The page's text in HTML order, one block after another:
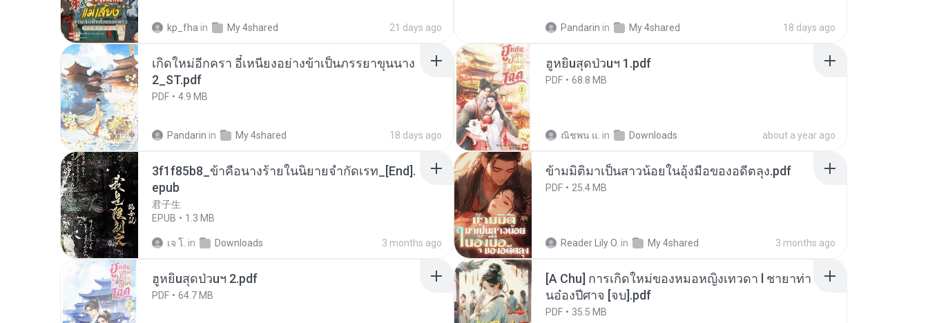
kp_fha in My 4shared 21 days ago Pandarin in My 4shared 18 days ago
เกิดใหม่อีกครา อี๋เหนียงอย่างข้าเป็นภรรยาขุนนาง
2_ST.pdf
PDF 4.9 MB
Pandarin in My 4shared 18 days ago
ฮูหยิuสุดป่วuฯ 1.pdf
PDF 68.8 MB
ณิชพน แ. in Downloads about a year ago
3f1f85b8_ข้าคือนางร้ายในนิยายจำกัดเรท_[End].
epub
君子生
EPUB
1.3 MB
เจ โ. in Downloads 3 months ago
ข้ามมิติมาเป็นสาวน้อยในอุ้งมือของอดีตลุง.pdf
PDF 25.4 MB
Reader Lily O. in My 4shared 3 months ago
ฮูหยิuสุดป่วuฯ 2.pdf
PDF 64.7 MB
[A Chu] การเกิดใหม่ของหมอหญิงเทวดา l ชายาท่า
นอ๋องปีศาจ [จบ].pdf
PDF 35.5 MB